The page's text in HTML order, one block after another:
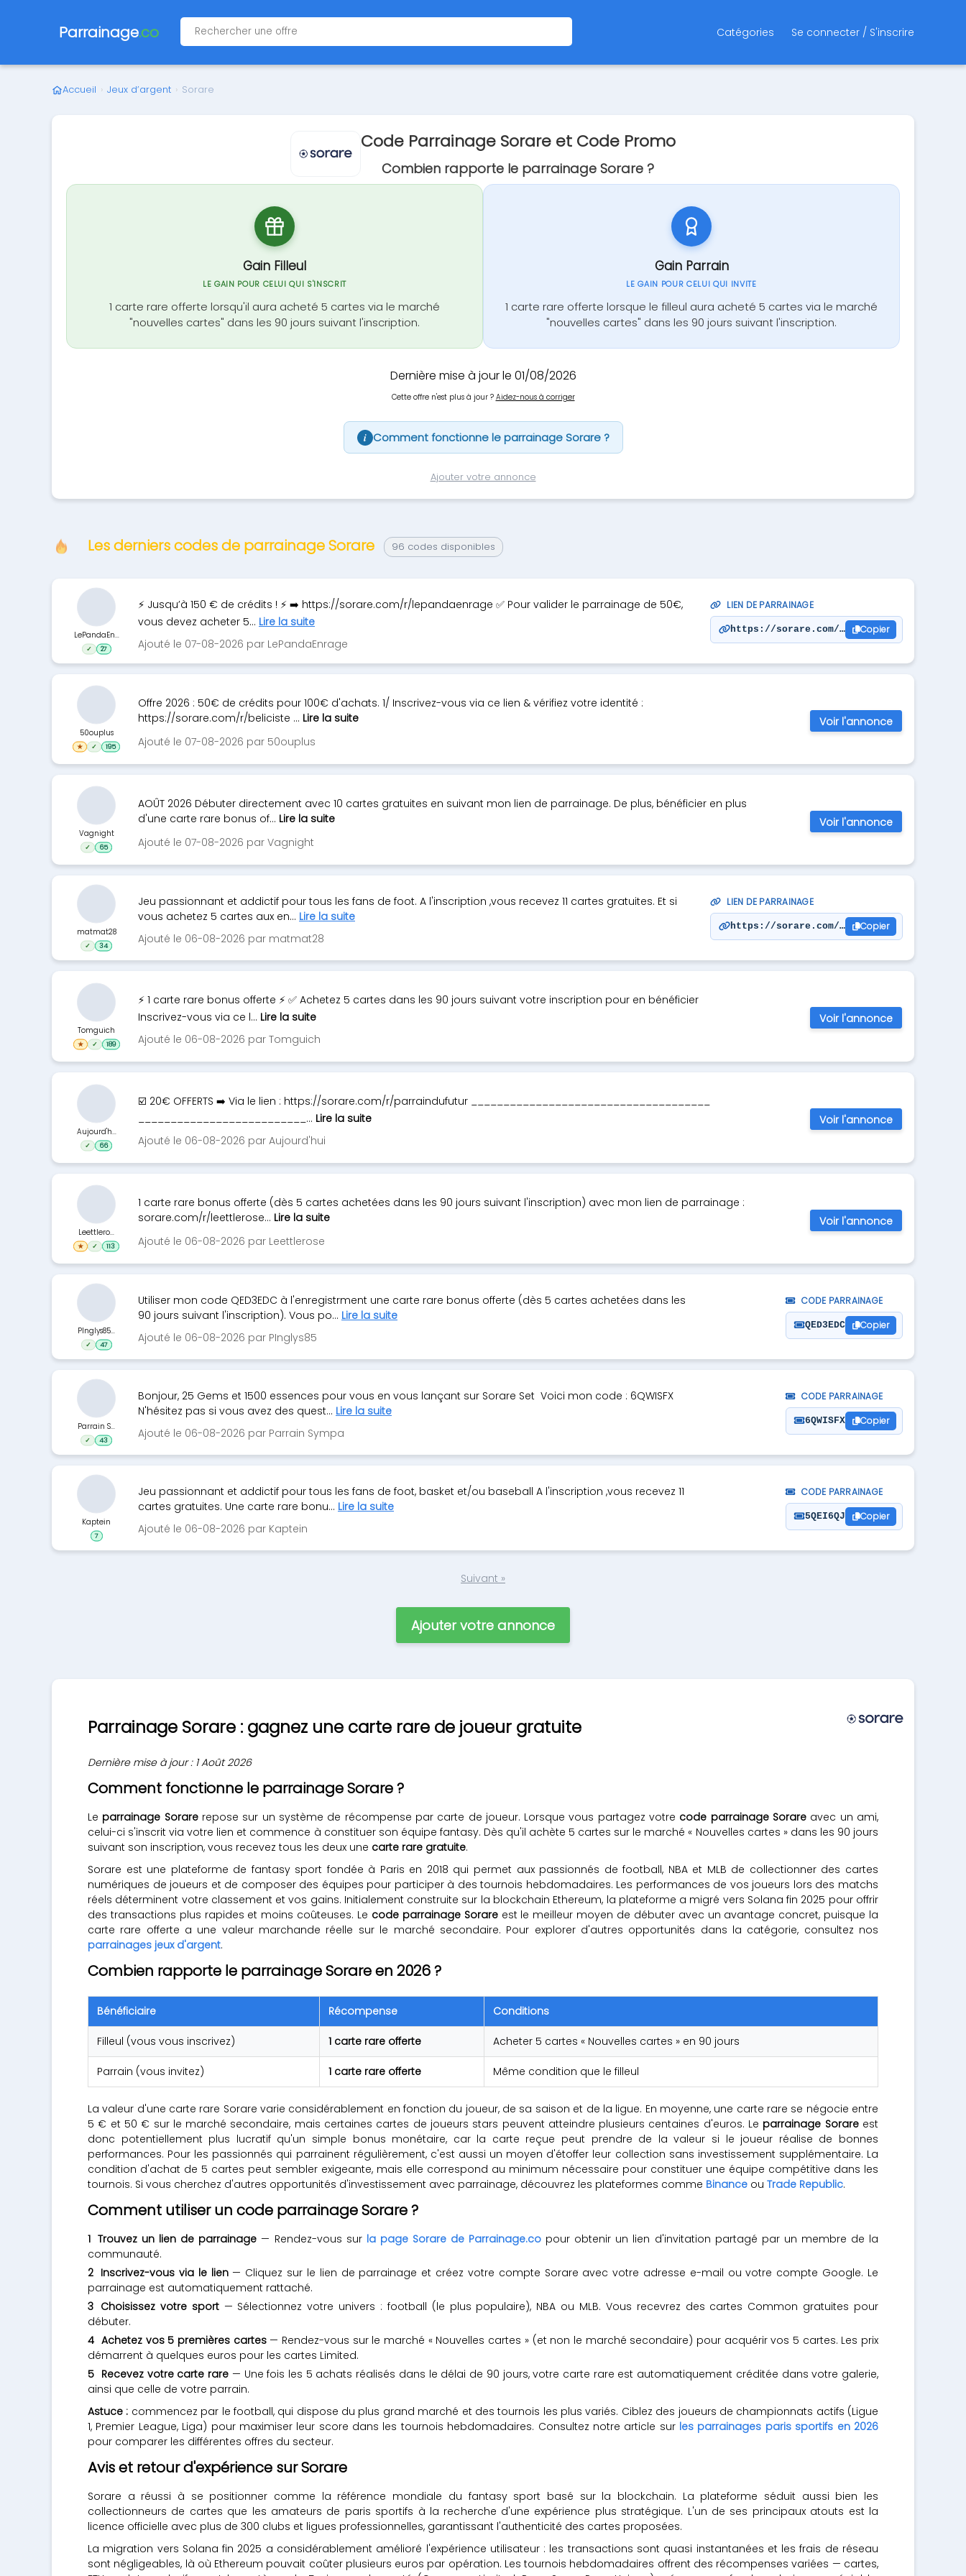
Parrainage.co Catégories Se connecter / S'inscrire
Accueil › Jeux d’argent › Sorare
Code Parrainage Sorare et Code Promo
Combien rapporte le parrainage Sorare ?
Gain Filleul
LE GAIN POUR CELUI QUI S'INSCRIT
1 carte rare offerte lorsqu'il aura acheté 5 cartes via le marché
"nouvelles cartes" dans les 90 jours suivant l'inscription.
Gain Parrain
LE GAIN POUR CELUI QUI INVITE
1 carte rare offerte lorsque le filleul aura acheté 5 cartes via le marché
"nouvelles cartes" dans les 90 jours suivant l'inscription.
Dernière mise à jour le 01/08/2026
Cette offre n'est plus à jour ? Aidez-nous à corriger
i Comment fonctionne le parrainage Sorare ?
Ajouter votre annonce
Les derniers codes de parrainage Sorare 96 codes disponibles
⚡ Jusqu’à 150 € de crédits ! ⚡ ➡️ https://sorare.com/r/lepandaenrage ✅ Pour valider le parrainage de 50€,
vous devez acheter 5... Lire la suite
Ajouté le 07-08-2026 par LePandaEnrage
LIEN DE PARRAINAGE
https://sorare.com/r/lepandaenrage
Copier
LePandaEn...
✓ 27
Offre 2026 : 50€ de crédits pour 100€ d'achats. 1/ Inscrivez-vous via ce lien & vérifiez votre identité :
https://sorare.com/r/beliciste ... Lire la suite
Ajouté le 07-08-2026 par 50ouplus
50ouplus
★ ✓ 195
Voir l'annonce
AOÛT 2026 Débuter directement avec 10 cartes gratuites en suivant mon lien de parrainage. De plus, bénéficier en plus
d'une carte rare bonus of... Lire la suite
Ajouté le 07-08-2026 par Vagnight
Vagnight
✓ 65
Voir l'annonce
Jeu passionnant et addictif pour tous les fans de foot. A l'inscription ,vous recevez 11 cartes gratuites. Et si
vous achetez 5 cartes aux en... Lire la suite
Ajouté le 06-08-2026 par matmat28
LIEN DE PARRAINAGE
https://sorare.com/r/matmat28
Copier
matmat28
✓ 34
⚡ 1 carte rare bonus offerte ⚡ ✅ Achetez 5 cartes dans les 90 jours suivant votre inscription pour en bénéficier
Inscrivez-vous via ce l... Lire la suite
Ajouté le 06-08-2026 par Tomguich
Tomguich
★ ✓ 189
Voir l'annonce
☑️ 20€ OFFERTS ➡️ Via le lien : https://sorare.com/r/parraindufutur _____________________________________
__________________________... Lire la suite
Ajouté le 06-08-2026 par Aujourd'hui
Aujourd'h...
✓ 66
Voir l'annonce
1 carte rare bonus offerte (dès 5 cartes achetées dans les 90 jours suivant l'inscription) avec mon lien de parrainage :
sorare.com/r/leettlerose... Lire la suite
Ajouté le 06-08-2026 par Leettlerose
Leettlero...
★ ✓ 113
Voir l'annonce
Utiliser mon code QED3EDC à l'enregistrment une carte rare bonus offerte (dès 5 cartes achetées dans les
90 jours suivant l'inscription). Vous po... Lire la suite
Ajouté le 06-08-2026 par PInglys85
CODE PARRAINAGE
QED3EDC Copier
PInglys85...
✓ 47
Bonjour, 25 Gems et 1500 essences pour vous en vous lançant sur Sorare Set Voici mon code : 6QWISFX
N'hésitez pas si vous avez des quest... Lire la suite
Ajouté le 06-08-2026 par Parrain Sympa
CODE PARRAINAGE
6QWISFX Copier
Parrain S...
✓ 43
Jeu passionnant et addictif pour tous les fans de foot, basket et/ou baseball A l'inscription ,vous recevez 11
cartes gratuites. Une carte rare bonu... Lire la suite
Ajouté le 06-08-2026 par Kaptein
CODE PARRAINAGE
5QEI6QJ Copier
Kaptein
7
Suivant »
Ajouter votre annonce
Parrainage Sorare : gagnez une carte rare de joueur gratuite
Dernière mise à jour : 1 Août 2026
Comment fonctionne le parrainage Sorare ?
Le parrainage Sorarerepose sur un système de récompense par carte de joueur. Lorsque vous partagez votre code parrainage Sorare avec un ami,
celui-ci s'inscrit via votre lien et commence à constituer son équipe fantasy. Dès qu'il achète 5 cartes sur le marché « Nouvelles cartes » dans les 90 jours
suivant son inscription, vous recevez tous les deux une carte rare gratuite.
Sorare est une plateforme de fantasy sport fondée à Paris en 2018 qui permet aux passionnés de football, NBA et MLB de collectionner des cartes
numériques de joueurs et de composer des équipes pour participer à des tournois hebdomadaires. Les performances de vos joueurs lors des matchs
réels déterminent votre classement et vos gains. Initialement construite sur la blockchain Ethereum, la plateforme a migré vers Solana fin 2025 pour offrir
des transactions plus rapides et moins coûteuses. Le code parrainage Sorareest le meilleur moyen de débuter avec un avantage concret, puisque la
carte rare offerte a une valeur marchande réelle sur le marché secondaire. Pour explorer d'autres opportunités dans la catégorie, consultez nos
parrainages jeux d'argent.
Combien rapporte le parrainage Sorare en 2026 ?
Bénéficiaire Récompense Conditions
Filleul (vous vous inscrivez) 1 carte rare offerte Acheter 5 cartes « Nouvelles cartes » en 90 jours
Parrain (vous invitez) 1 carte rare offerte Même condition que le filleul
La valeur d'une carte rare Sorare varie considérablement en fonction du joueur, de sa saison et de la ligue. En moyenne, une carte rare se négocie entre
5 € et 50 € sur le marché secondaire, mais certaines cartes de joueurs stars peuvent atteindre plusieurs centaines d'euros. Le parrainage Sorareest
donc potentiellement plus lucratif qu'un simple bonus monétaire, car la carte reçue peut prendre de la valeur si le joueur réalise de bonnes
performances. Pour les passionnés qui parrainent régulièrement, c'est aussi un moyen d'étoffer leur collection sans investissement supplémentaire. La
condition d'achat de 5 cartes peut sembler exigeante, mais elle correspond au minimum nécessaire pour constituer une équipe compétitive dans les
tournois. Si vous cherchez d'autres opportunités d'investissement avec parrainage, découvrez les plateformes comme Binance ou Trade Republic.
Comment utiliser un code parrainage Sorare ?
Trouvez un lien de parrainage — Rendez-vous sur la page Sorare de Parrainage.co pour obtenir un lien d'invitation partagé par un membre de la
communauté.
Inscrivez-vous via le lien— Cliquez sur le lien de parrainage et créez votre compte Sorare avec votre adresse e-mail ou votre compte Google. Le
parrainage est automatiquement rattaché.
Choisissez votre sport— Sélectionnez votre univers : football (le plus populaire), NBA ou MLB. Vous recevrez des cartes Common gratuites pour
débuter.
Achetez vos 5 premières cartes— Rendez-vous sur le marché « Nouvelles cartes » (et non le marché secondaire) pour acquérir vos 5 cartes. Les prix
démarrent à quelques euros pour les cartes Limited.
Recevez votre carte rare — Une fois les 5 achats réalisés dans le délai de 90 jours, votre carte rare est automatiquement créditée dans votre galerie,
ainsi que celle de votre parrain.
Astuce : commencez par le football, qui dispose du plus grand marché et des tournois les plus variés. Ciblez des joueurs de championnats actifs (Ligue
1, Premier League, Liga) pour maximiser leur score dans les tournois hebdomadaires. Consultez notre article sur les parrainages paris sportifs en 2026
pour comparer les différentes offres du secteur.
Avis et retour d'expérience sur Sorare
Sorare a réussi à se positionner comme la référence mondiale du fantasy sport basé sur la blockchain. La plateforme séduit aussi bien les
collectionneurs de cartes que les amateurs de paris sportifs à la recherche d'une expérience plus stratégique. L'un de ses principaux atouts est la
licence officielle avec plus de 300 clubs et ligues professionnelles, garantissant l'authenticité des cartes proposées.
La migration vers Solana fin 2025 a considérablement amélioré l'expérience utilisateur : les transactions sont quasi instantanées et les frais de réseau
sont négligeables, là où Ethereum pouvait coûter plusieurs euros par opération. Les tournois hebdomadaires offrent des récompenses variées — cartes,